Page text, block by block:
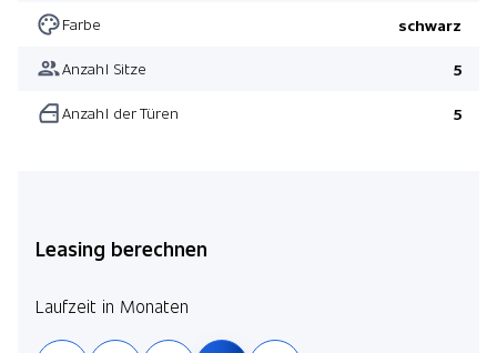
Farbe schwarz
Anzahl Sitze 5
Anzahl der Türen 5
Leasing berechnen
Laufzeit in Monaten